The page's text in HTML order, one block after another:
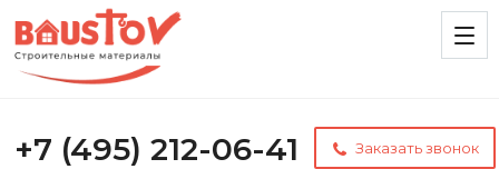
+7 (495) 212-06-41 Заказать звонок